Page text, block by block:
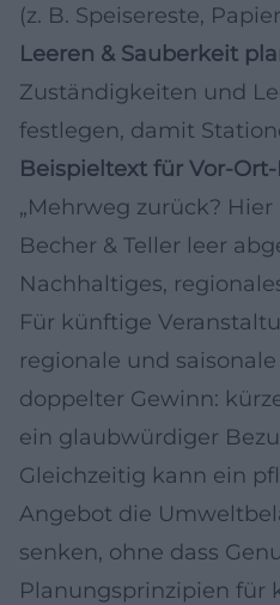
(z. B. Speisereste,
Leeren & Sauberkeit
Zuständigkeiten und
festlegen, damit
Beispieltext für Vor-
„Mehrweg zurück?
Becher & Teller leer
Nachhaltiges,
Für künftige
regionale und
doppelter Gewinn:
ein glaubwürdiger
Gleichzeitig kann ein
Angebot die
senken, ohne dass
Planungsprinzipien für